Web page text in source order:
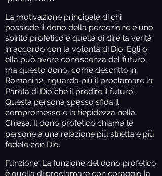
La motivazione principale di chi
possiede il dono della percezione e uno
spirito profetico è quella di dire la verità
in accordo con la volontà di Dio. Egli o
ella può avere conoscenza del futuro,
ma questo dono, come descritto in
Romani 12, riguarda più il proclamare la
Parola di Dio che il predire il futuro.
Questa persona spesso sfida il
compromesso e la tiepidezza nella
Chiesa. Il dono profetico chiama le
persone a una relazione più stretta e più
fedele con Dio.
Funzione: La funzione del dono profetico
è quella di proclamare con coraggio la